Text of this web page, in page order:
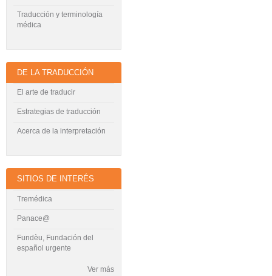
Traducción y terminología
médica
DE LA TRADUCCIÓN
El arte de traducir
Estrategias de traducción
Acerca de la interpretación
SITIOS DE INTERÉS
Tremédica
Panace@
Fundèu, Fundación del
español urgente
Ver más